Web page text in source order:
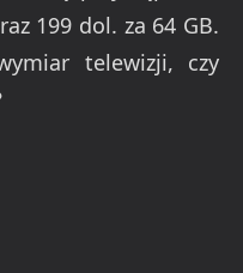
199 dol. za 64 GB.
telewizji, czy